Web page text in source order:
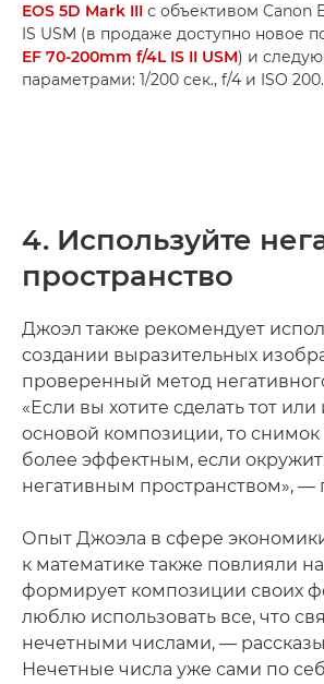
EOS 5D Mark III с объективом Canon
IS USM (в продаже доступно новое
EF 70-200mm f/4L IS II USM) и
параметрами: 1/200 сек., f/4 и ISO
4. Используйте
пространство
Джоэл также рекомендует
создании выразительных
проверенный метод
«Если вы хотите сделать тот
основой композиции, то снимок
более эффектным, если
негативным пространством», —
Опыт Джоэла в сфере
к математике также повлияли на
формирует композиции своих
люблю использовать все, что
нечетными числами, —
Нечетные числа уже сами по